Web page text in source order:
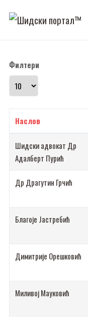
Филтери
Прикажи број
Наслов
Шидски адвокат Др
Адалберт Пурић
Др Драгутин Грчић
Благоје Јастребић
Димитрије Орешковић
Миливој Мауковић